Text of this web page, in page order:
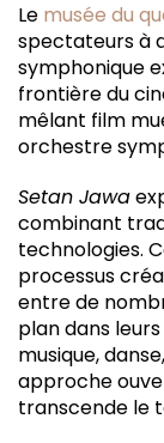
Le musée du
spectateurs à
symphonique
frontière du
mêlant film
orchestre
Setan Jawa
combinant
technologies.
processus
entre de
plan dans
musique,
approche
transcende le